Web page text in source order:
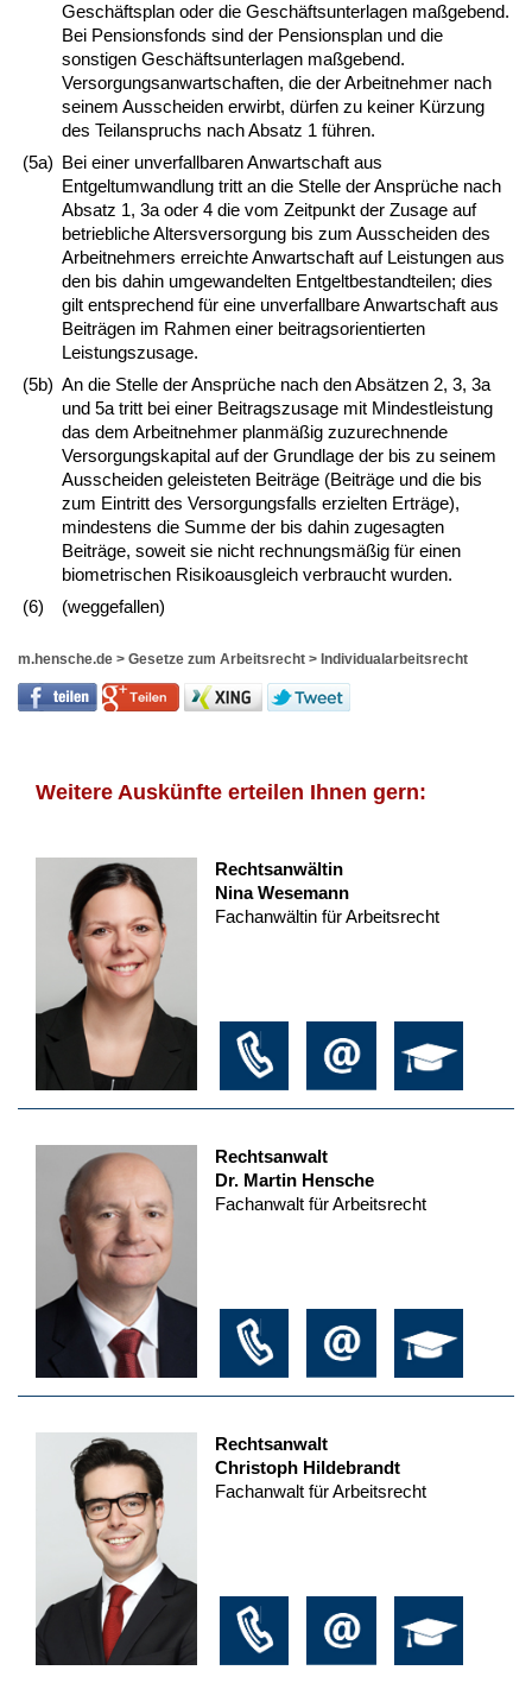
Geschäftsplan oder die Geschäftsunterlagen maßgebend.
Bei Pensionsfonds sind der Pensionsplan und die
sonstigen Geschäftsunterlagen maßgebend.
Versorgungsanwartschaften, die der Arbeitnehmer nach
seinem Ausscheiden erwirbt, dürfen zu keiner Kürzung
des Teilanspruchs nach Absatz 1 führen.
(5a) Bei einer unverfallbaren Anwartschaft aus
Entgeltumwandlung tritt an die Stelle der Ansprüche nach
Absatz 1, 3a oder 4 die vom Zeitpunkt der Zusage auf
betriebliche Altersversorgung bis zum Ausscheiden des
Arbeitnehmers erreichte Anwartschaft auf Leistungen aus
den bis dahin umgewandelten Entgeltbestandteilen; dies
gilt entsprechend für eine unverfallbare Anwartschaft aus
Beiträgen im Rahmen einer beitragsorientierten
Leistungszusage.
(5b) An die Stelle der Ansprüche nach den Absätzen 2, 3, 3a
und 5a tritt bei einer Beitragszusage mit Mindestleistung
das dem Arbeitnehmer planmäßig zuzurechnende
Versorgungskapital auf der Grundlage der bis zu seinem
Ausscheiden geleisteten Beiträge (Beiträge und die bis
zum Eintritt des Versorgungsfalls erzielten Erträge),
mindestens die Summe der bis dahin zugesagten
Beiträge, soweit sie nicht rechnungsmäßig für einen
biometrischen Risikoausgleich verbraucht wurden.
(6)
(weggefallen)
m.hensche.de > Gesetze zum Arbeitsrecht > Individualarbeitsrecht
Weitere Auskünfte erteilen Ihnen gern:
Rechtsanwältin
Nina Wesemann
Fachanwältin für Arbeitsrecht
Rechtsanwalt
Dr. Martin Hensche
Fachanwalt für Arbeitsrecht
Rechtsanwalt
Christoph Hildebrandt
Fachanwalt für Arbeitsrecht